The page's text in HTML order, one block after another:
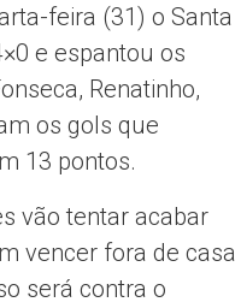
feira (31) o Santa
e espantou os
Renatinho,
os gols que
13 pontos.
vão tentar acabar
vencer fora de casa
será contra o